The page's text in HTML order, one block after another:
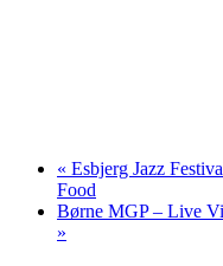
« Esbjerg Jazz
Food
Børne MGP – Live
»